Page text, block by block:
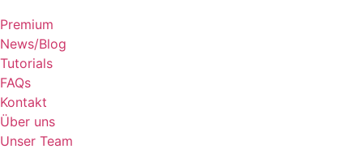
Premium
News/Blog
Tutorials
FAQs
Kontakt
Über uns
Unser Team